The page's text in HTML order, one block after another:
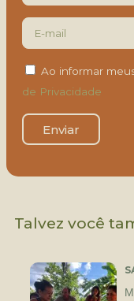
Ao informar
de Privacidade
Enviar
Talvez você